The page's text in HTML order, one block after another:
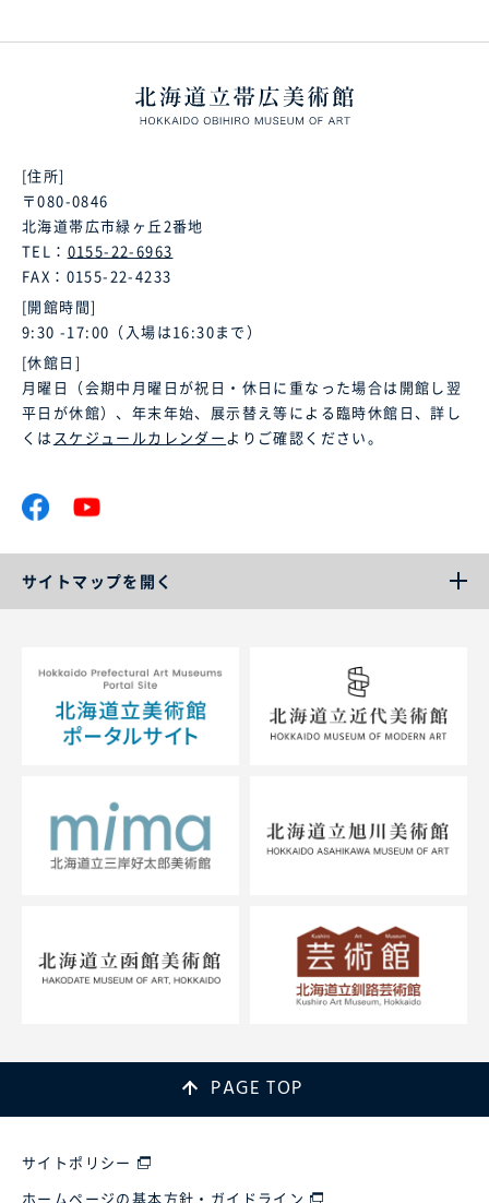
[住所]
〒080-0846
北海道帯広市緑ヶ丘2番地
TEL： 0155-22-6963
FAX：0155-22-4233
[開館時間]
9:30 -17:00（入場は16:30まで）
[休館日]
月曜日（会期中月曜日が祝日・休日に重なった場合は開館し翌
平日が休館）、年末年始、展示替え等による臨時休館日、詳し
くは スケジュールカレンダーよりご確認ください。
サイトマップを開く
PAGE TOP
サイトポリシー
ホームページの基本方針・ガイドライン